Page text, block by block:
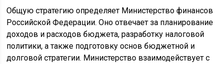
Общую стратегию определяет Министерство финансов
Российской Федерации. Оно отвечает за планирование
доходов и расходов бюджета, разработку налоговой
политики, а также подготовку основ бюджетной и
долговой стратегии. Министерство взаимодействует с